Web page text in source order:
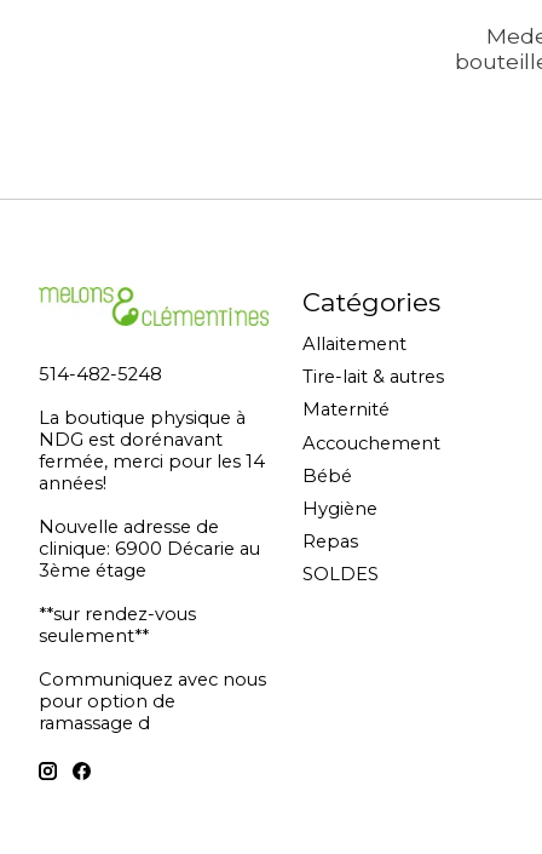
514-482-5248
La boutique physique à
NDG est dorénavant
fermée, merci pour les 14
années!
Nouvelle adresse de
clinique: 6900 Décarie au
3ème étage
**sur rendez-vous
seulement**
Communiquez avec nous
pour option de
ramassage d
Catégories
Allaitement
Tire-lait & autres
Maternité
Accouchement
Bébé
Hygiène
Repas
SOLDES